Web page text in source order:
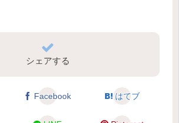
シェアする
Facebook はてブ